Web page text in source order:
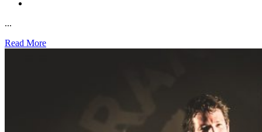
...
Read More